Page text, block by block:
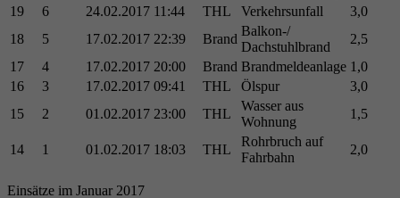
19
6 24.02.2017 11:44 THL Verkehrsunfall
3,0
18
5 17.02.2017 22:39 Brand
Balkon-/
Dachstuhlbrand
2,5
17
4 17.02.2017 20:00 Brand Brandmeldeanlage 1,0
16
3 17.02.2017 09:41 THL Ölspur
3,0
15
2 01.02.2017 23:00 THL
Wasser aus
Wohnung
1,5
14 1 01.02.2017 18:03 THL
Rohrbruch auf
Fahrbahn
2,0
Einsätze im Januar 2017